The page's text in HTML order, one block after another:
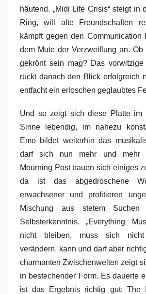
häutend. „Midi Life Crisis“ steigt in
Ring, will alte Freundschaften
kämpft gegen den Communication
dem Mute der Verzweiflung an.
gekrönt sein mag? Das vorwitzige
rückt danach den Blick erfolgreich
entfacht ein erloschen geglaubtes
Und so zeigt sich diese Platte im
Sinne lebendig, im nahezu
Emo bildet weiterhin das
darf sich nun mehr und mehr
Mourning Post trauen sich einiges
da ist das abgedroschene
erwachsener und profitieren
Mischung aus stetem Suchen
Selbsterkenntnis. „Everything
nicht bleiben, muss sich nicht
verändern, kann und darf aber
charmanten Zwischenwelten zeigt
in bestechender Form. Es dauerte
ist das Ergebnis richtig gut: The